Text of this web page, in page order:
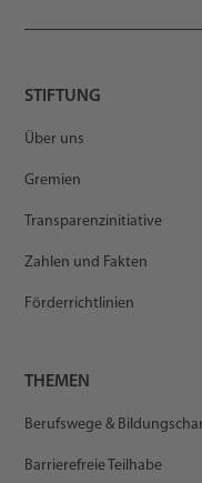
STIFTUNG
Über uns
Gremien
Transparenzinitiative
Zahlen und Fakten
Förderrichtlinien
THEMEN
Berufswege &
Barrierefreie Teilhabe